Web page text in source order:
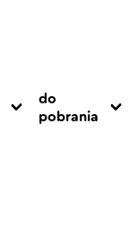
do
pobrania